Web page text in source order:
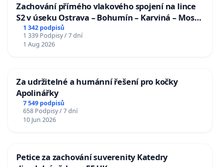
Zachování přímého vlakového spojení na lince
S2 v úseku Ostrava – Bohumín – Karviná – Mosty
u Jablunkova
1 342 podpisů
1 339 Podpisy / 7 dní
1 Aug 2026
Za udržitelné a humánní řešení pro kočky
Apolinářky
7 549 podpisů
658 Podpisy / 7 dní
10 Jun 2026
Petice za zachování suverenity Katedry